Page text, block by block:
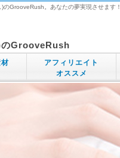
GrooveRush。あなたの夢実現させます！
のGrooveRush
材
アフィリエイト
オススメ